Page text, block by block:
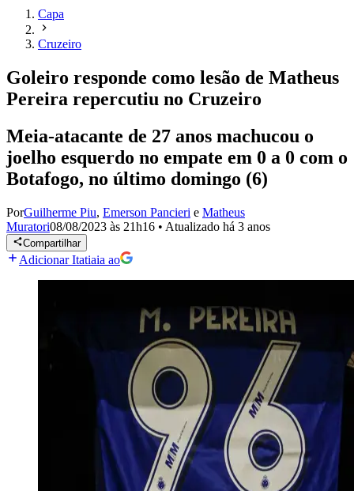
Capa
Cruzeiro
Goleiro responde como lesão de Matheus
Pereira repercutiu no Cruzeiro
Meia-atacante de 27 anos machucou o
joelho esquerdo no empate em 0 a 0 com o
Botafogo, no último domingo (6)
PorGuilherme Piu, Emerson Pancieri e Matheus
Muratori08/08/2023 às 21h16 • Atualizado há 3 anos
Compartilhar
Adicionar Itatiaia ao